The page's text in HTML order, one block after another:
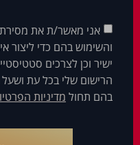
אני מאשר/ת את
והשימוש בהם כדי ליצור
ישיר וכן לצרכים
הרישום שלי בכל עת
בהם תחול מדיניות